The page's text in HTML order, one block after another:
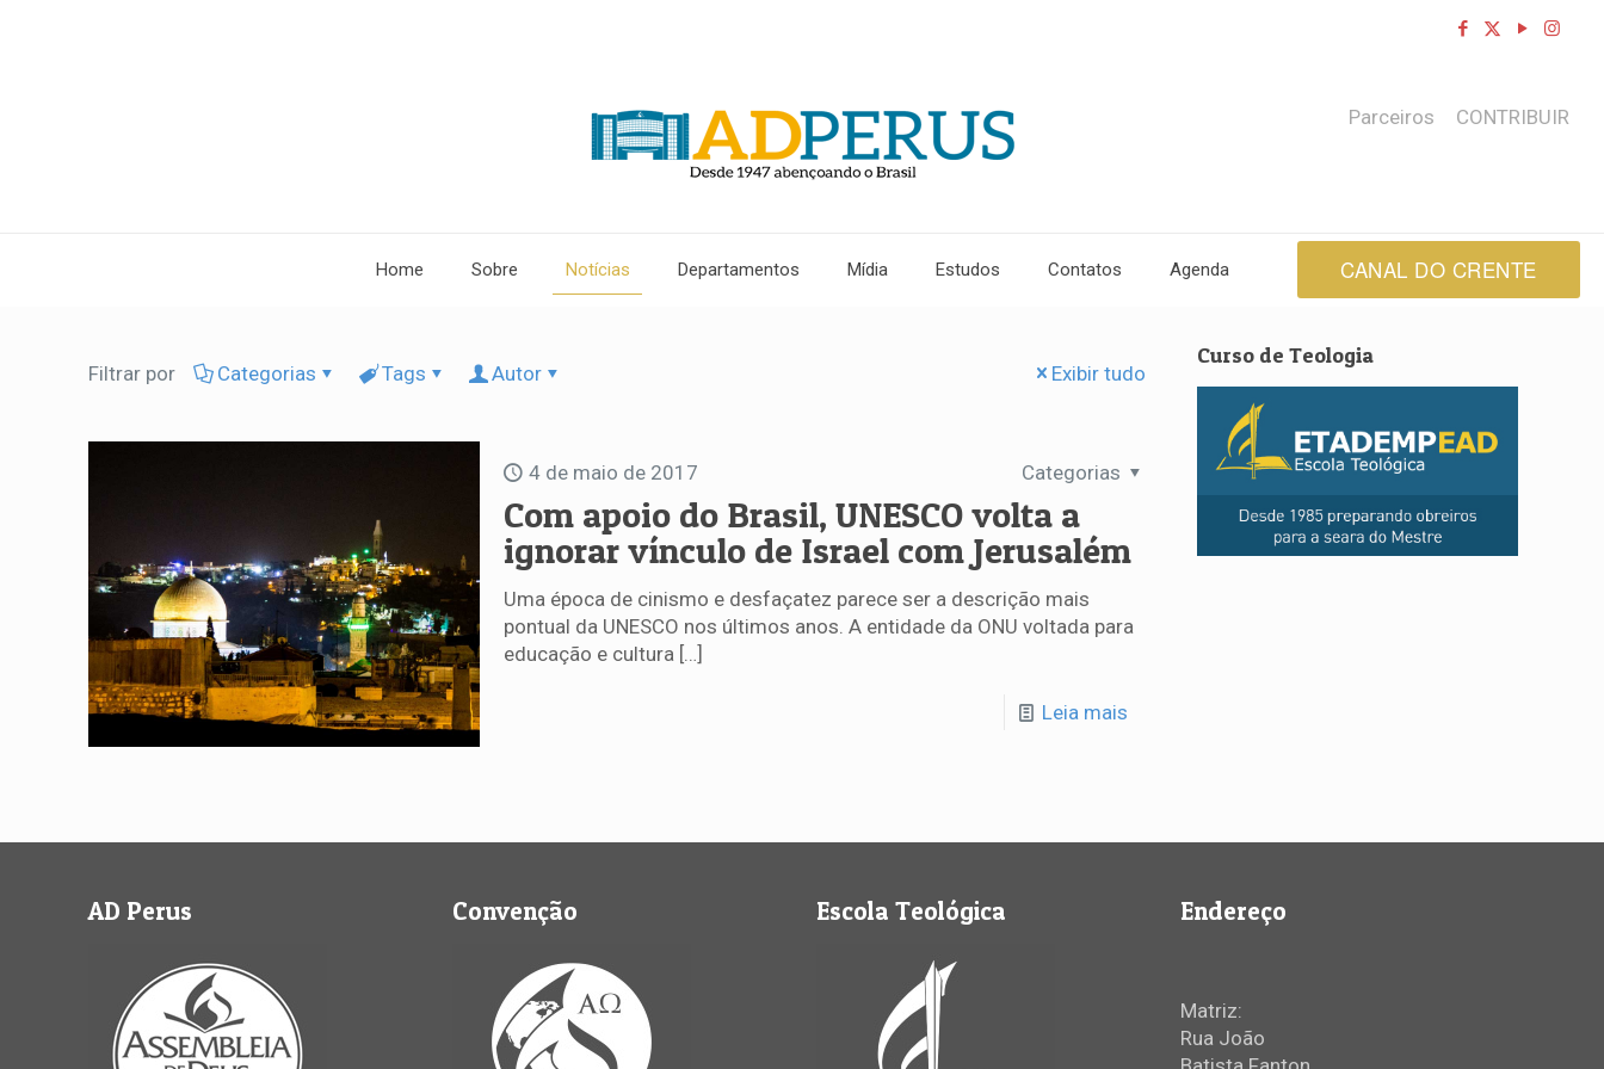
Home Sobre Notícias Departamentos Mídia Estudos Contatos Agenda
Parceiros CONTRIBUIR
CANAL DO CRENTE
Filtrar por Categorias Tags Autor Exibir tudo
4 de maio de 2017 Categorias
Com apoio do Brasil, UNESCO volta a
ignorar vínculo de Israel com Jerusalém
Uma época de cinismo e desfaçatez parece ser a descrição mais
pontual da UNESCO nos últimos anos. A entidade da ONU voltada para
educação e cultura[…]
Leia mais
Curso de Teologia
AD Perus Convenção Escola Teológica Endereço
Matriz:
Rua João